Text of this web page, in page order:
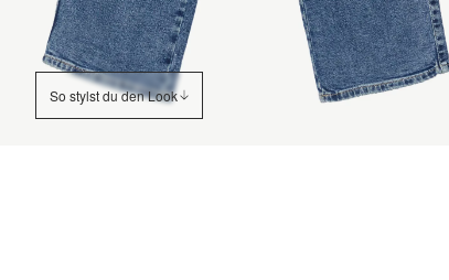
So stylst du den Look